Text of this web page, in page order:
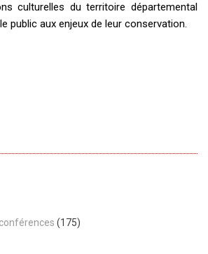
culturelles du territoire départemental
public aux enjeux de leur conservation.
(175)